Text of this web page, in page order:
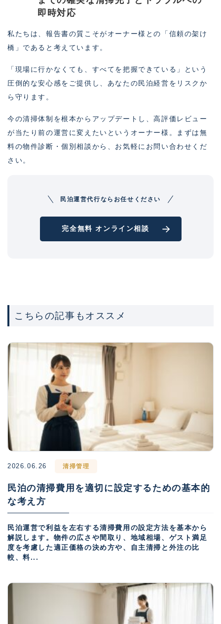
即時対応
私たちは、報告書の質こそがオーナー様との「信頼の架け
橋」であると考えています。
「現場に行かなくても、すべてを把握できている」という
圧倒的な安心感をご提供し、あなたの民泊経営をリスクか
ら守ります。
今の清掃体制を根本からアップデートし、高評価レビュー
が当たり前の運営に変えたいというオーナー様。まずは無
料の物件診断・個別相談から、お気軽にお問い合わせくだ
さい。
民泊運営代行ならお任せください
完全無料 オンライン相談
こちらの記事もオススメ
2026.06.26 清掃管理
民泊の清掃費用を適切に設定するための基本的
な考え方
民泊運営で利益を左右する清掃費用の設定方法を基本から
解説します。物件の広さや間取り、地域相場、ゲスト満足
度を考慮した適正価格の決め方や、自主清掃と外注の比
較、料...